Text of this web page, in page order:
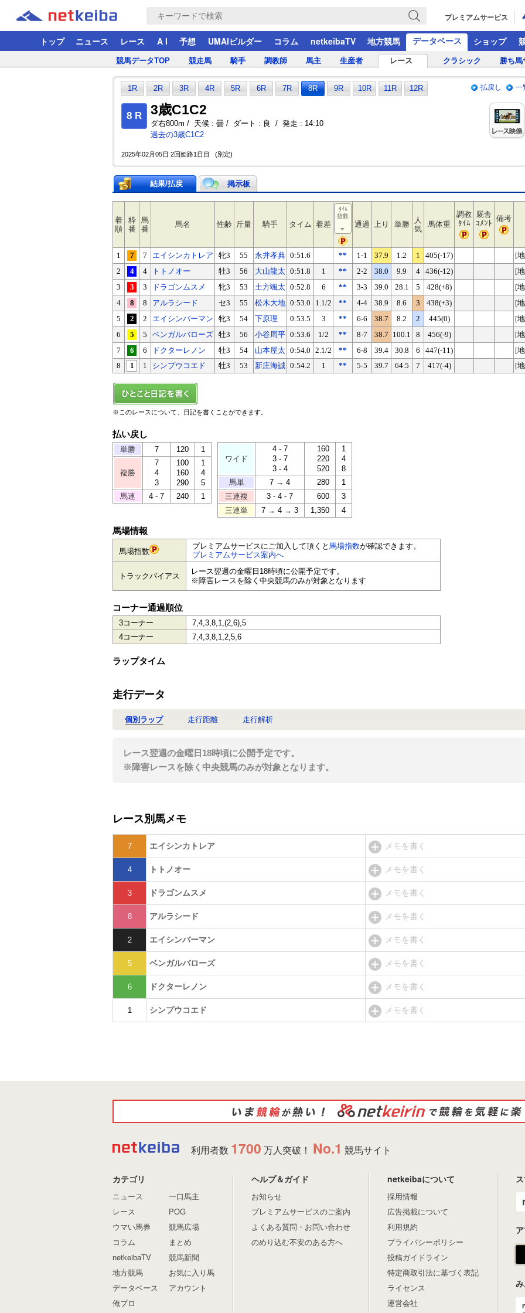
プレミアムサービス
トップ ニュース レース A I 予想 UMAIビルダー コラム netkeibaTV 地方競馬 データベース ショップ
競馬データTOP 競走馬 騎手 調教師 馬主 生産者 レース クラシック 勝ち馬
1R 2R 3R 4R 5R 6R 7R 8R 9R 10R 11R 12R 一
払戻し
8 R 3歳C1C2
ダ右800m / 天候 : 曇 / ダート : 良 / 発走 : 14:10
過去の3歳C1C2
2025年02月05日 2回姫路1日目 (別定)
結果/払戻 掲示板
着
順
枠
番
馬
番
馬名 性齢 斤量 騎手 タイム 着差
ﾀｲﾑ
指数
通過 上り 単勝
人
気
馬体重
調教
ﾀｲﾑ
厩舎
ｺﾒﾝﾄ
備考
1 7 7 エイシンカトレア 牝3 55 永井孝典 0:51.6 ** 1-1 37.9 1.2 1 405(-17)
[
2
4 4 トトノオー 牡3 56 大山龍太 0:51.8 1 ** 2-2 38.0 9.9 4 436(-12)
[
3
3 3 ドラゴンムスメ 牝3 53 土方颯太 0:52.8 6 ** 3-3 39.0 28.1 5 428(+8)
[
4
8 8 アルラシード セ3 55 松木大地 0:53.0 1.1/2 ** 4-4 38.9 8.6 3 438(+3)
[
5
2 2 エイシンバーマン 牝3 54 下原理 0:53.5 3 ** 6-6 38.7 8.2 2 445(0)
[
6
5 5 ベンガルバローズ 牡3 56 小谷周平 0:53.6 1/2 ** 8-7 38.7 100.1 8 456(-9)
[
7
6 6 ドクターレノン 牡3 54 山本屋太 0:54.0 2.1/2 ** 6-8 39.4 30.8 6 447(-11)
[
8
1 1 シンプウコエド 牡3 53 新庄海誠 0:54.2 1 ** 5-5 39.7 64.5 7 417(-4) [
※このレースについて、日記を書くことができます。
払い戻し
単勝 7 120 1
複勝
7
4
3
100
160
290
1
4
5
馬連
4 - 7 240 1
ワイド
4 - 7
3 - 7
3 - 4
160
220
520
1
4
8
馬単
7 → 4 280
1
三連複
3 - 4 - 7 600
3
三連単
7 → 4 → 3 1,350 4
馬場情報
馬場指数
プレミアムサービスにご加入して頂くと 馬場指数が確認できます。
プレミアムサービス案内へ
トラックバイアス
レース翌週の金曜日18時頃に公開予定です。
※障害レースを除く中央競馬のみが対象となります
コーナー通過順位
3コーナー
7,4,3,8,1,(2,6),5
4コーナー
7,4,3,8,1,2,5,6
ラップタイム
走行データ
個別ラップ 走行距離 走行解析
レース翌週の金曜日18時頃に公開予定です。
※障害レースを除く中央競馬のみが対象となります。
レース別馬メモ
7 エイシンカトレア メモを書く
4 トトノオー メモを書く
3 ドラゴンムスメ メモを書く
8 アルラシード メモを書く
2 エイシンバーマン メモを書く
5 ベンガルバローズ メモを書く
6 ドクターレノン メモを書く
1 シンプウコエド メモを書く
利用者数 1700 万人突破！ No.1 競馬サイト
カテゴリ
ニュース
レース
ウマい馬券
コラム
netkeibaTV
地方競馬
データベース
俺プロ
一口馬主
POG
競馬広場
まとめ
競馬新聞
お気に入り馬
アカウント
ヘルプ＆ガイド
お知らせ
プレミアムサービスのご案内
よくある質問・お問い合わせ
のめり込む不安のある方へ
netkeibaについて
採用情報
広告掲載について
利用規約
プライバシーポリシー
投稿ガイドライン
特定商取引法に基づく表記
ライセンス
運営会社